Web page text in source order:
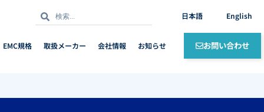
索 索
日本語 English
EMC規格 取扱メーカー 会社情報 お知らせ お問い合わせ